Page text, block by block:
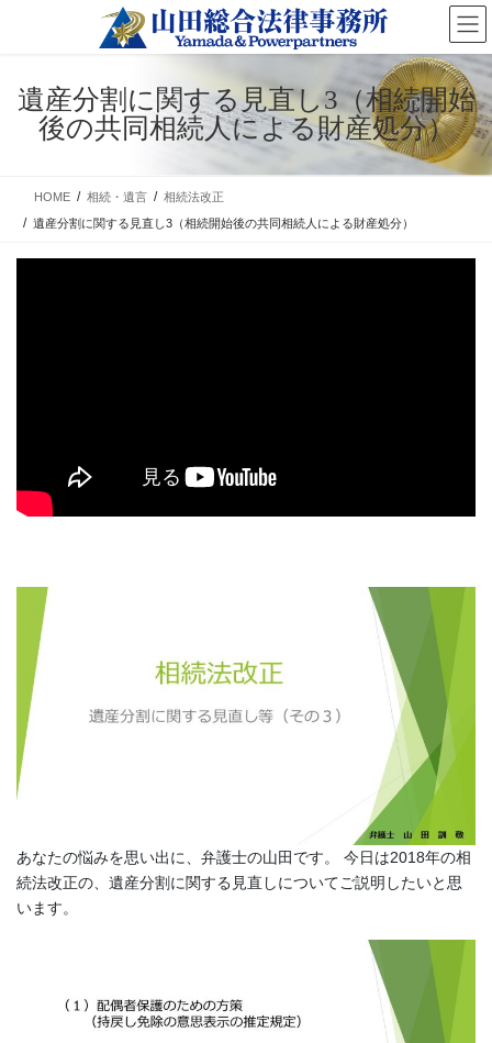
遺産分割に関する見直し3（相続開始
後の共同相続人による財産処分）
HOME 相続・遺言
相続法改正
遺産分割に関する見直し3（相続開始後の共同相続人による財産処分）
あなたの悩みを思い出に、弁護士の山田です。 今日は2018年の相
続法改正の、遺産分割に関する見直しについてご説明したいと思
います。